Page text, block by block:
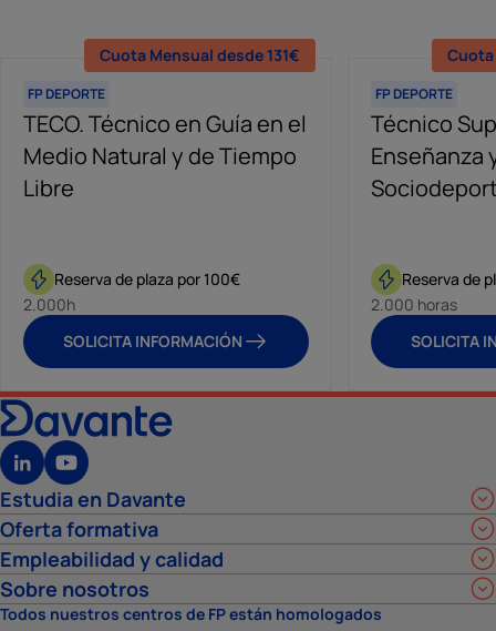
Cuota Mensual desde 131€
FP DEPORTE
TECO. Técnico en Guía en el
Medio Natural y de Tiempo
Libre
Reserva de plaza por 100€
2.000h
SOLICITA INFORMACIÓN
Cuota
FP DEPORTE
Técnico
Enseñanza
Reserva de
2.000 horas
SOLICITA
Estudia en Davante
Oferta formativa
Empleabilidad y calidad
Sobre nosotros
Todos nuestros centros de FP están homologados